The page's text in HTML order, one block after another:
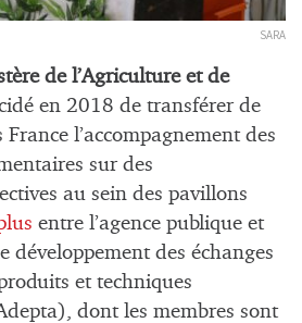
SARA
de l’Agriculture et de
en 2018 de transférer de
France l’accompagnement des
sur des
au sein des pavillons
entre l’agence publique et
développement des échanges
et techniques
dont les membres sont